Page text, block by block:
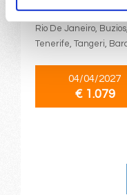
Rio De Janeiro,
Tenerife, Tangeri,
04/04/2027
€ 1.079